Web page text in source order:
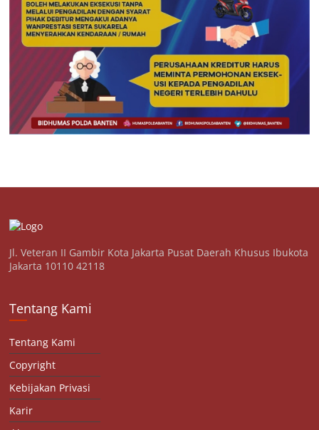
Jl. Veteran II Gambir Kota Jakarta Pusat Daerah Khusus Ibukota
Jakarta 10110 42118
Tentang Kami
Tentang Kami
Copyright
Kebijakan Privasi
Karir